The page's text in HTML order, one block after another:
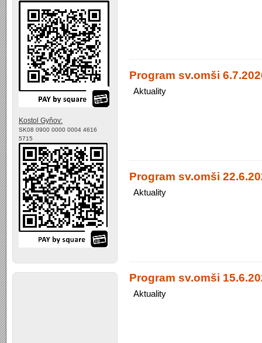
Program sv.omši
Aktuality
Program sv.omši
Aktuality
Program sv.omši
Aktuality
Kostol Gyňov:
SK08 0900 0000 0004 4616
5715